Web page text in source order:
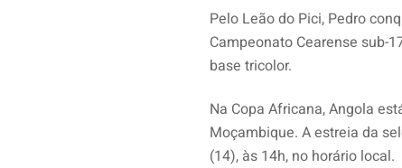
Pelo Leão do Pici, Pedro
Campeonato Cearense sub-
base tricolor.
Na Copa Africana, Angola
Moçambique. A estreia da
(14), às 14h, no horário local.